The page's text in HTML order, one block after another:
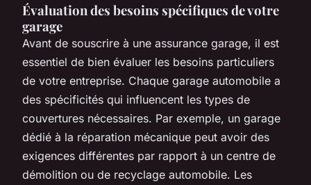
Évaluation des besoins spécifiques de votre
garage
Avant de souscrire à une assurance garage, il est
essentiel de bien évaluer les besoins particuliers
de votre entreprise. Chaque garage automobile a
des spécificités qui influencent les types de
couvertures nécessaires. Par exemple, un garage
dédié à la réparation mécanique peut avoir des
exigences différentes par rapport à un centre de
démolition ou de recyclage automobile. Les